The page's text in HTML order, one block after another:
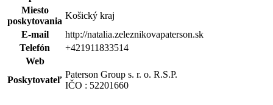
Miesto
poskytovania
Košický kraj
E-mail
http://natalia.zeleznikovapaterson.sk
Telefón
+421911833514
Web
Poskytovateľ
Paterson Group s. r. o. R.S.P.
IČO : 52201660